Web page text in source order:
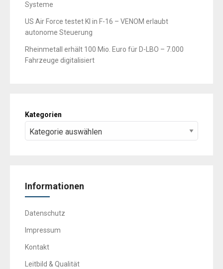
Systeme
US Air Force testet KI in F-16 – VENOM erlaubt
autonome Steuerung
Rheinmetall erhält 100 Mio. Euro für D-LBO – 7.000
Fahrzeuge digitalisiert
Kategorien
Informationen
Datenschutz
Impressum
Kontakt
Leitbild & Qualität